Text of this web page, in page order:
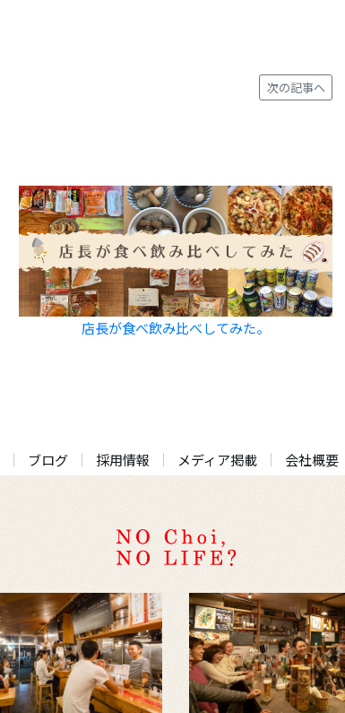
次の記事へ
店長が食べ飲み比べしてみた。
ブログ 採用情報 メディア掲載 会社概要